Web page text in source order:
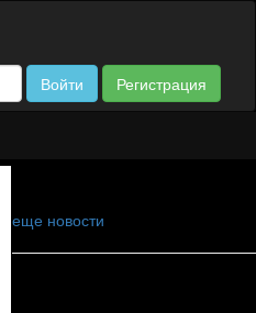
Войти Регистрация
еще новости